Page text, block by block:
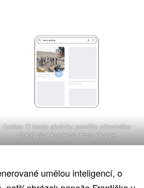
Funkce O tomto obrázku pomůže uživatelům
získat více kontextu. Foto: Google
umělou inteligencí, o